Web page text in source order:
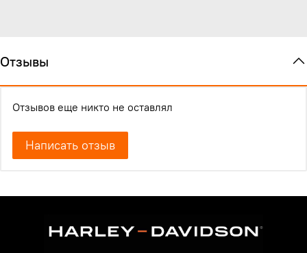
Отзывы
Отзывов еще никто не оставлял
Написать отзыв